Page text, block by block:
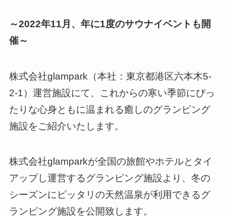
～2022年11月、年に1度のサウナイベントも開
催～
株式会社glampark（本社：東京都港区六本木5-
2-1）運営施設にて、これからの寒い季節にぴっ
たりな心身ともに温まれる癒しのグランピング
施設をご紹介いたします。
株式会社glamparkが全国の旅館やホテルとタイ
アップし運営するグランピング施設より、冬の
シーズンにピッタリの天然温泉が利用できるグ
ランピング施設を公開致します。